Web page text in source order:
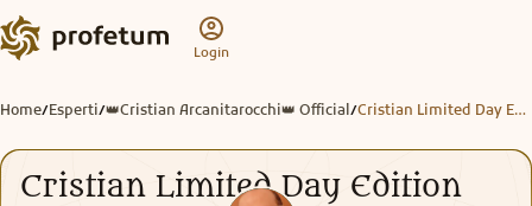
Login
Home/Esperti/👑Cristian Arcanitarocchi👑 Official / Cristian Limited Day Edition
Cristian Limited Day Edition